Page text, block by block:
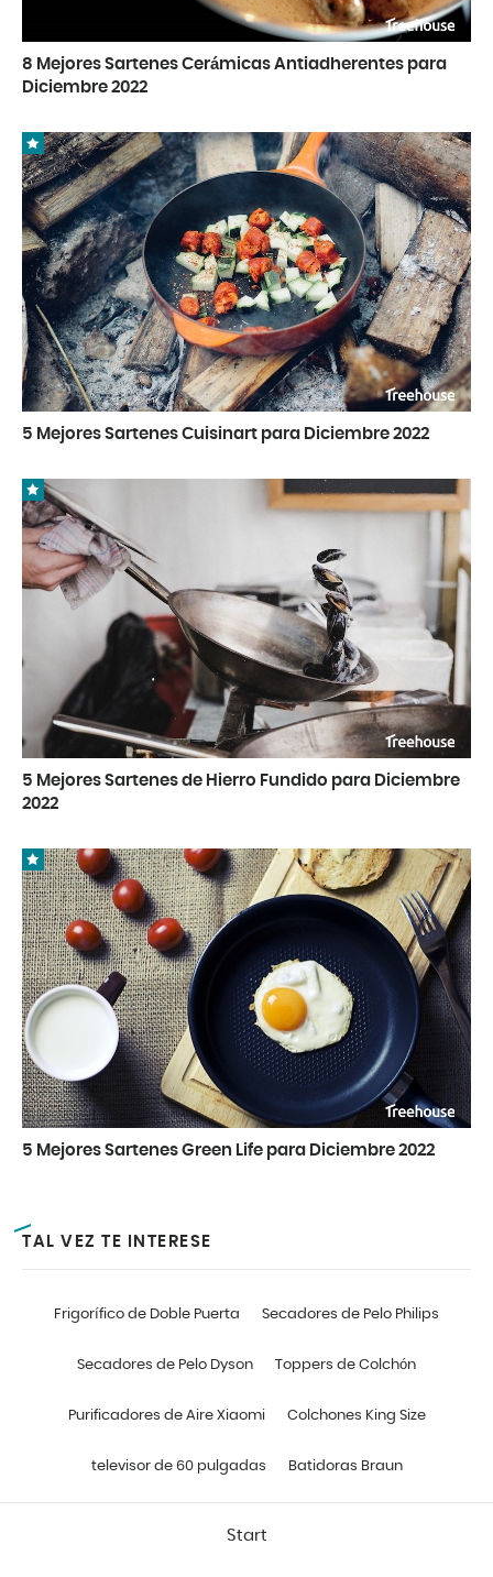
8 Mejores Sartenes Cerámicas Antiadherentes para
Diciembre 2022
5 Mejores Sartenes Cuisinart para Diciembre 2022
5 Mejores Sartenes de Hierro Fundido para Diciembre
2022
5 Mejores Sartenes Green Life para Diciembre 2022
TAL VEZ TE INTERESE
Frigorífico de Doble Puerta Secadores de Pelo Philips
Secadores de Pelo Dyson Toppers de Colchón
Purificadores de Aire Xiaomi Colchones King Size
televisor de 60 pulgadas Batidoras Braun
Start